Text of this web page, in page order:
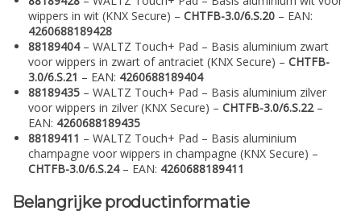
wippers in wit (KNX Secure) – CHTFB-3.0/6.S.20 – EAN:
4260688189428
88189404– WALTZ Touch+ Pad – Basis aluminium zwart
voor wippers in zwart of antraciet (KNX Secure) – CHTFB-
3.0/6.S.21 – EAN: 4260688189404
88189435 – WALTZ Touch+ Pad – Basis aluminium zilver
voor wippers in zilver (KNX Secure) – CHTFB-3.0/6.S.22–
EAN: 4260688189435
88189411 – WALTZ Touch+ Pad – Basis aluminium
champagne voor wippers in champagne (KNX Secure) –
CHTFB-3.0/6.S.24– EAN: 4260688189411
Belangrijke productinformatie